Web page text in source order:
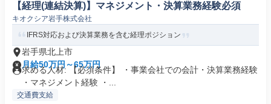
【経理(連結決算)】マネジメント・決算業務経験必須
キオクシア岩手株式会社
IFRS対応および決算業務を含む経理ポジション
岩手県北上市
月給50万円～65万円
求める人材: 【必須条件】 ・事業会社での会計・決算業務経験
・マネジメント経験 ・...
交通費支給